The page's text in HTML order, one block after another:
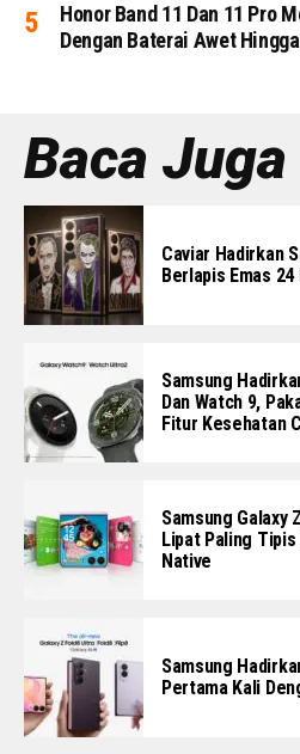
Honor Band 11 Dan 11 Pro
Dengan Baterai Awet
Baca Juga
Caviar Hadirkan
Berlapis Emas
Samsung
Dan Watch 9,
Fitur Kesehatan
Samsung Galaxy
Lipat Paling Tipis
Native
Samsung
Pertama Kali